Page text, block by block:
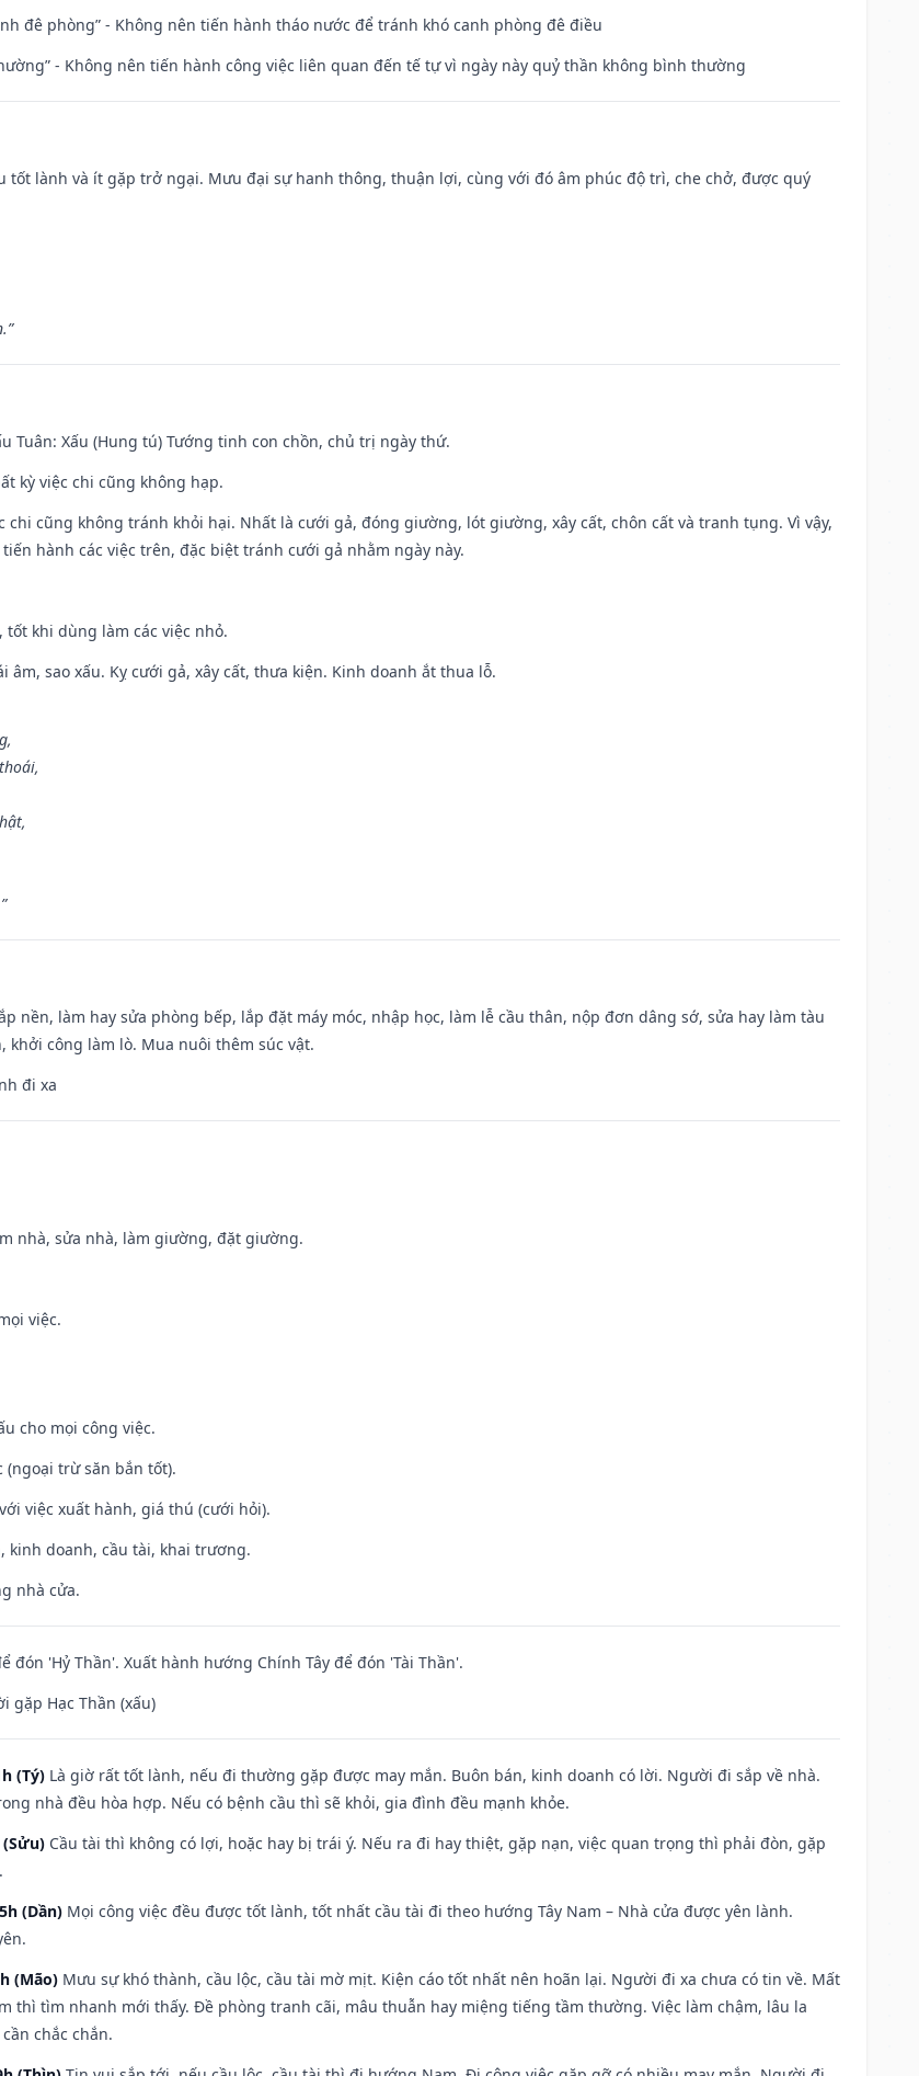
đê phòng” - Không nên tiến hành tháo nước để tránh khó canh phòng đê điều
- Không nên tiến hành công việc liên quan đến tế tự vì ngày này quỷ thần không bình thường
tốt lành và ít gặp trở ngại. Mưu đại sự hanh thông, thuận lợi, cùng với đó âm phúc độ trì, che chở, được quý
Tuân: Xấu (Hung tú) Tướng tinh con chồn, chủ trị ngày thứ.
kỳ việc chi cũng không hạp.
chi cũng không tránh khỏi hại. Nhất là cưới gả, đóng giường, lót giường, xây cất, chôn cất và tranh tụng. Vì vậy,
hành các việc trên, đặc biệt tránh cưới gả nhằm ngày này.
tốt khi dùng làm các việc nhỏ.
âm, sao xấu. Kỵ cưới gả, xây cất, thưa kiện. Kinh doanh ắt thua lỗ.
nền, làm hay sửa phòng bếp, lắp đặt máy móc, nhập học, làm lễ cầu thân, nộp đơn dâng sớ, sửa hay làm tàu
công làm lò. Mua nuôi thêm súc vật.
đi xa
nhà, sửa nhà, làm giường, đặt giường.
việc.
cho mọi công việc.
(ngoại trừ săn bắn tốt).
việc xuất hành, giá thú (cưới hỏi).
kinh doanh, cầu tài, khai trương.
nhà cửa.
đón 'Hỷ Thần'. Xuất hành hướng Chính Tây để đón 'Tài Thần'.
gặp Hạc Thần (xấu)
(Tý) Là giờ rất tốt lành, nếu đi thường gặp được may mắn. Buôn bán, kinh doanh có lời. Người đi sắp về nhà.
nhà đều hòa hợp. Nếu có bệnh cầu thì sẽ khỏi, gia đình đều mạnh khỏe.
Cầu tài thì không có lợi, hoặc hay bị trái ý. Nếu ra đi hay thiệt, gặp nạn, việc quan trọng thì phải đòn, gặp
(Dần) Mọi công việc đều được tốt lành, tốt nhất cầu tài đi theo hướng Tây Nam – Nhà cửa được yên lành.
(Mão) Mưu sự khó thành, cầu lộc, cầu tài mờ mịt. Kiện cáo tốt nhất nên hoãn lại. Người đi xa chưa có tin về. Mất
thì tìm nhanh mới thấy. Đề phòng tranh cãi, mâu thuẫn hay miệng tiếng tầm thường. Việc làm chậm, lâu la
chắc chắn.